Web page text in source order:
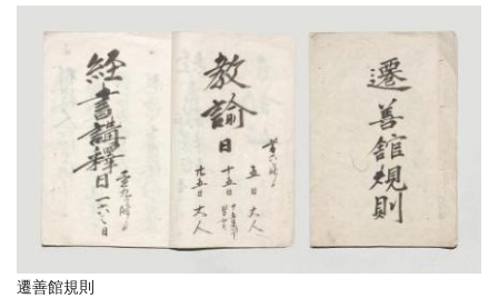
遷善館規則